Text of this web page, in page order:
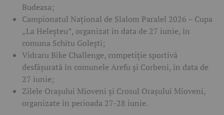
Budeasa;
Campionatul Național de Slalom Paralel 2026 – Cupa
„La Heleșteu”, organizat în data de 27 iunie, în
comuna Schitu Golești;
Vidraru Bike Challenge, competiție sportivă
desfășurată în comunele Arefu și Corbeni, în data de
27 iunie;
Zilele Orașului Mioveni și Crosul Orașului Mioveni,
organizate în perioada 27-28 iunie.